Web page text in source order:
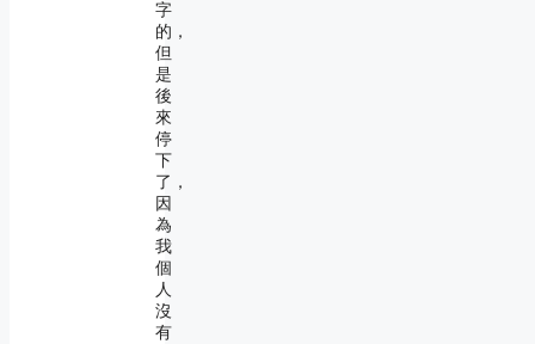
字
的，
但
是
後
來
停
下
了，
因
為
我
個
人
沒
有